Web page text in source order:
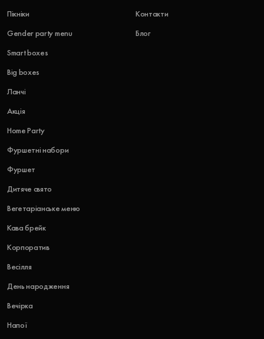
Пікніки
Gender party menu
Smart boxes
Big boxes
Ланчі
Акція
Home Party
Фуршетні набори
Фуршет
Дитяче свято
Вегетаріанське меню
Кава брейк
Корпоратив
Весілля
День народження
Вечірка
Напої
Контакти
Блог